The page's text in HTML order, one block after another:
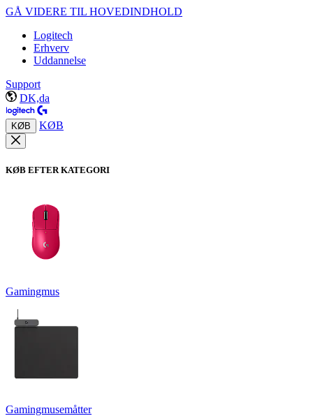
GÅ VIDERE TIL HOVEDINDHOLD
Logitech
Erhverv
Uddannelse
Support
DK,da
KØB KØB
KØB EFTER KATEGORI
Gamingmus
Gamingmusemåtter